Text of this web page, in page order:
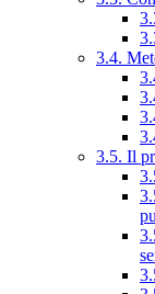
3.4.
3.5. Il